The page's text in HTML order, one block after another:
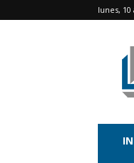
lunes, 10